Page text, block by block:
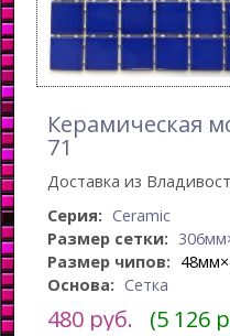
Керамическая
71
Доставка из
Серия: Ceramic
Размер сетки:
Размер чипов:
Основа: Сетка
480 руб. (5 126